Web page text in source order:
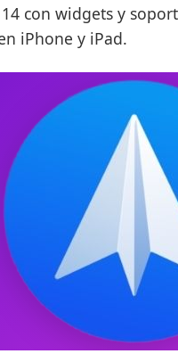
con widgets y
iPhone y iPad.